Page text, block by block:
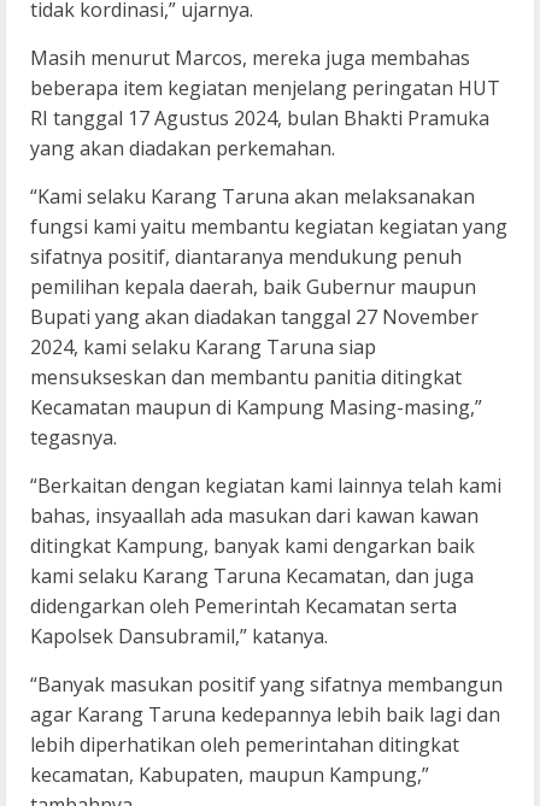
tidak kordinasi,” ujarnya.
Masih menurut Marcos, mereka juga membahas
beberapa item kegiatan menjelang peringatan HUT
RI tanggal 17 Agustus 2024, bulan Bhakti Pramuka
yang akan diadakan perkemahan.
“Kami selaku Karang Taruna akan melaksanakan
fungsi kami yaitu membantu kegiatan kegiatan yang
sifatnya positif, diantaranya mendukung penuh
pemilihan kepala daerah, baik Gubernur maupun
Bupati yang akan diadakan tanggal 27 November
2024, kami selaku Karang Taruna siap
mensukseskan dan membantu panitia ditingkat
Kecamatan maupun di Kampung Masing-masing,”
tegasnya.
“Berkaitan dengan kegiatan kami lainnya telah kami
bahas, insyaallah ada masukan dari kawan kawan
ditingkat Kampung, banyak kami dengarkan baik
kami selaku Karang Taruna Kecamatan, dan juga
didengarkan oleh Pemerintah Kecamatan serta
Kapolsek Dansubramil,” katanya.
“Banyak masukan positif yang sifatnya membangun
agar Karang Taruna kedepannya lebih baik lagi dan
lebih diperhatikan oleh pemerintahan ditingkat
kecamatan, Kabupaten, maupun Kampung,”